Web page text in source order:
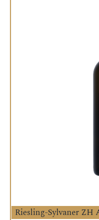
Riesling-Sylvaner ZH